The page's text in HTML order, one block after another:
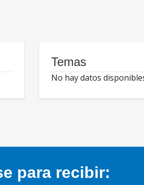
Temas
No hay datos
para recibir: